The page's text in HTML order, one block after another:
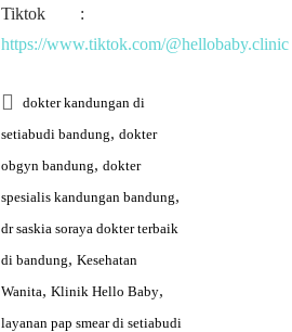
Tiktok :
https://www.tiktok.com/@hellobaby.clinic
dokter kandungan di
setiabudi bandung, dokter
obgyn bandung, dokter
spesialis kandungan bandung,
dr saskia soraya dokter terbaik
di bandung, Kesehatan
Wanita, Klinik Hello Baby,
layanan pap smear di setiabudi